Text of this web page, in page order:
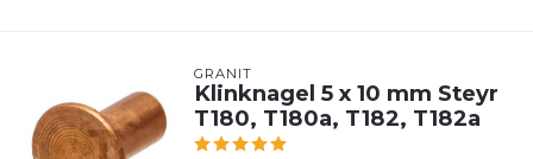
GRANIT
Klinknagel 5 x 10 mm Steyr
T180, T180a, T182, T182a